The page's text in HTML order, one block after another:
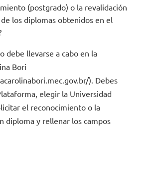
(postgrado) o la revalidación
los diplomas obtenidos en el
debe llevarse a cabo en la
Bori
). Debes
elegir la Universidad
el reconocimiento o la
diploma y rellenar los campos